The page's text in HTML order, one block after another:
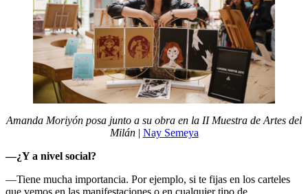
Amanda Moriyón posa junto a su obra en la II Muestra de Artes del
Milán | Nay Semeya
—¿Y a nivel social?
—Tiene mucha importancia. Por ejemplo, si te fijas en los carteles
que vemos en las manifestaciones o en cualquier tipo de